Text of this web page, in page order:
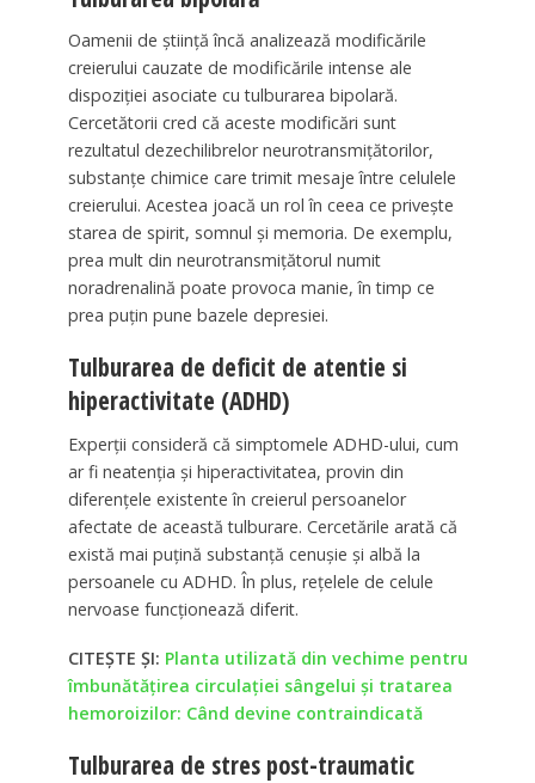
Oamenii de știință încă analizează modificările
creierului cauzate de modificările intense ale
dispoziției asociate cu tulburarea bipolară.
Cercetătorii cred că aceste modificări sunt
rezultatul dezechilibrelor neurotransmițătorilor,
substanțe chimice care trimit mesaje între celulele
creierului. Acestea joacă un rol în ceea ce privește
starea de spirit, somnul și memoria. De exemplu,
prea mult din neurotransmițătorul numit
noradrenalină poate provoca manie, în timp ce
prea puțin pune bazele depresiei.
Tulburarea de deficit de atentie si
hiperactivitate (ADHD)
Experții consideră că simptomele ADHD-ului, cum
ar fi neatenția și hiperactivitatea, provin din
diferențele existente în creierul persoanelor
afectate de această tulburare. Cercetările arată că
există mai puțină substanță cenușie și albă la
persoanele cu ADHD. În plus, rețelele de celule
nervoase funcționează diferit.
CITEȘTE ȘI: Planta utilizată din vechime pentru
îmbunătățirea circulației sângelui și tratarea
hemoroizilor: Când devine contraindicată
Tulburarea de stres post-traumatic